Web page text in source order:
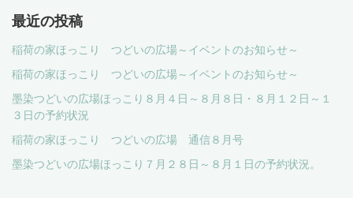
最近の投稿
稲荷の家ほっこり つどいの広場～イベントのお知らせ～
稲荷の家ほっこり つどいの広場～イベントのお知らせ～
墨染つどいの広場ほっこり８月４日～８月８日・８月１２日～１
３日の予約状況
稲荷の家ほっこり つどいの広場 通信８月号
墨染つどいの広場ほっこり７月２８日～８月１日の予約状況。